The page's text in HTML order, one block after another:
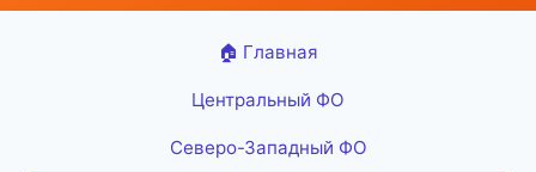
🏠 Главная
Центральный ФО
Северо-Западный ФО